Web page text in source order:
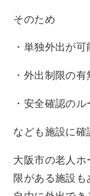
そのため
・単独外出が可
・外出制限の有
・安全確認のル
なども施設に確
大阪市の老人ホ
限がある施設